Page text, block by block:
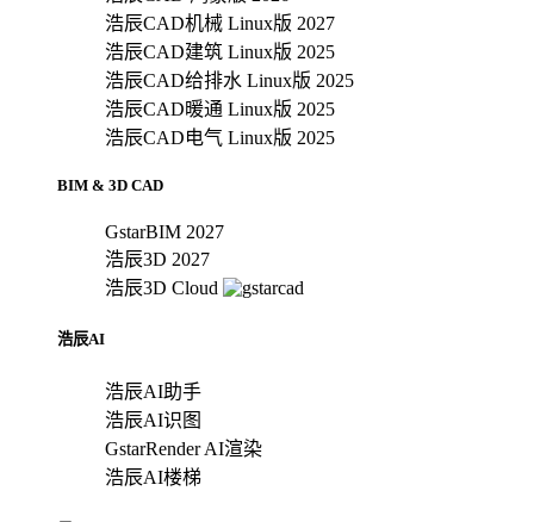
浩辰CAD机械 Linux版 2027
浩辰CAD建筑 Linux版 2025
浩辰CAD给排水 Linux版 2025
浩辰CAD暖通 Linux版 2025
浩辰CAD电气 Linux版 2025
BIM & 3D CAD
GstarBIM 2027
浩辰3D 2027
浩辰3D Cloud
浩辰AI
浩辰AI助手
浩辰AI识图
GstarRender AI渲染
浩辰AI楼梯